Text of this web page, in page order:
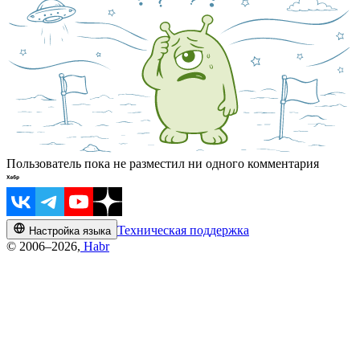
Пользователь пока не разместил ни одного комментария
Настройка языка Техническая поддержка
© 2006–2026, Habr